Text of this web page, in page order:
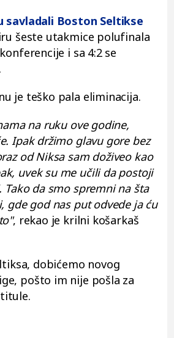
savladali Boston Seltikse
šeste utakmice polufinala
i sa 4:2 se
je teško pala eliminacija.
na ruku ove godine,
Ipak držimo glavu gore bez
od Niksa sam doživeo kao
uvek su me učili da postoji
Tako da smo spremni na šta
gde god nas put odvede ja ću
, rekao je krilni košarkaš
dobićemo novog
pošto im nije pošla za